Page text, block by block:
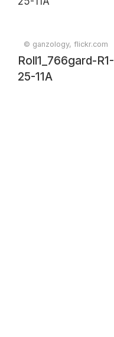
© ganzology, flickr.com
Roll1_766gard-R1-
25-11A